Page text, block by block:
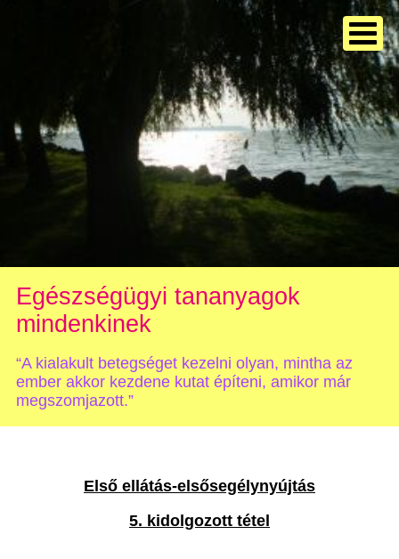
Egészségügyi tananyagok
mindenkinek
“A kialakult betegséget kezelni olyan, mintha az
ember akkor kezdene kutat építeni, amikor már
megszomjazott.”
Első ellátás-elsősegélynyújtás
5. kidolgozott tétel